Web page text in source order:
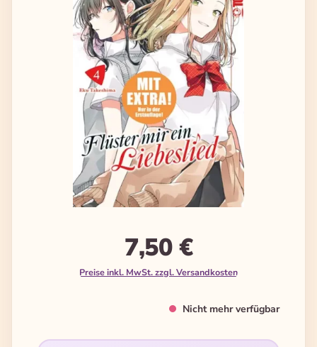
7,50 €
Preise inkl. MwSt. zzgl. Versandkosten
Nicht mehr verfügbar